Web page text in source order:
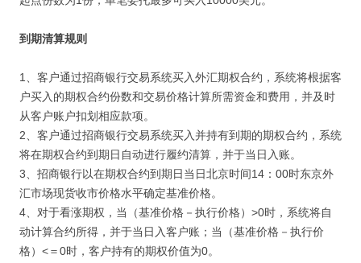
到期清算规则
1、客户通过招商银行交易系统买入外汇期权合约，系统将根据客
户买入的期权合约份数和交易价格计算所需资金和费用，并及时
从客户账户扣划相应款项。
2、客户通过招商银行交易系统买入并持有到期的期权合约，系统
将在期权合约到期日自动进行履约清算，并于当日入账。
3、招商银行以在期权合约到期日当日北京时间14：00时东京外
汇市场现货收市价格水平确定基准价格。
4、对于看涨期权，当（基准价格－执行价格）>0时，系统将自
动计算合约所得，并于当日入客户账；当（基准价格－执行价
格）<＝0时，客户持有的期权价值为0。